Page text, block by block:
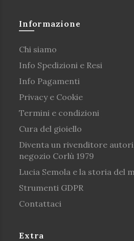
Informazione
Chi siamo
Info Spedizioni e Resi
Info Pagamenti
Privacy e Cookie
Termini e condizioni
Cura del gioiello
Diventa un rivenditore
negozio Corlù 1979
Lucia Semola e la storia del
Strumenti GDPR
Contattaci
Extra